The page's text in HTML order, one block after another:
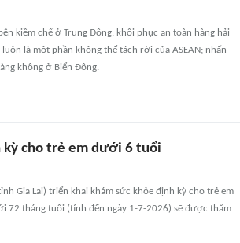
kiềm chế ở Trung Đông, khôi phục an toàn hàng hải
là một phần không thể tách rời của ASEAN; nhấn
không ở Biển Đông.
kỳ cho trẻ em dưới 6 tuổi
Gia Lai) triển khai khám sức khỏe định kỳ cho trẻ em
72 tháng tuổi (tính đến ngày 1-7-2026) sẽ được thăm